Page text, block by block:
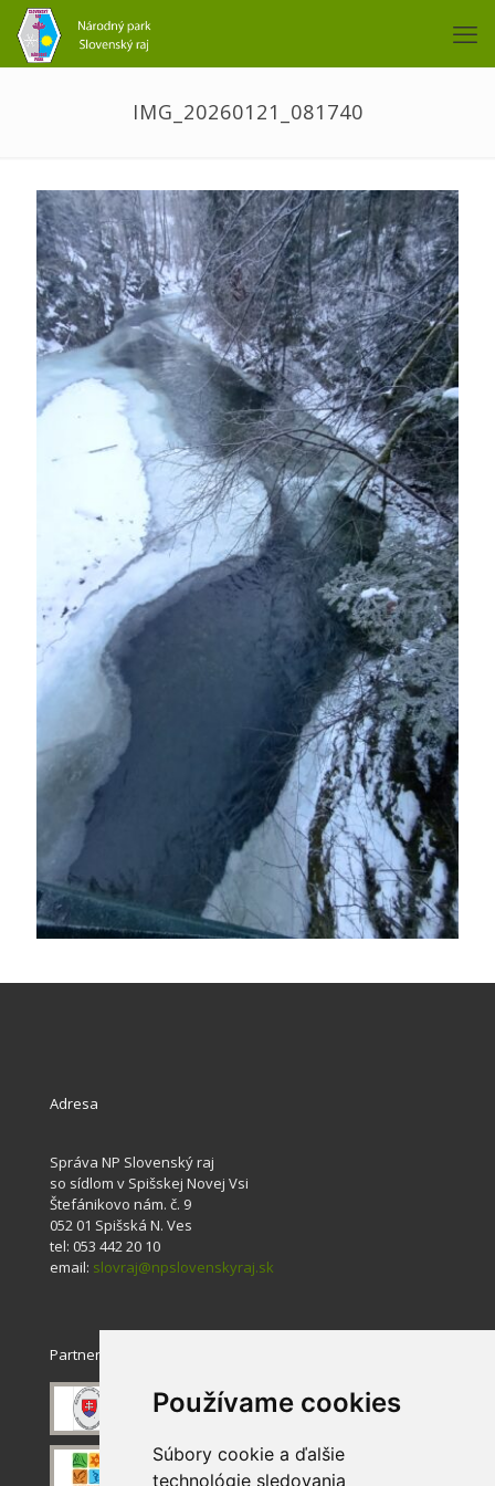
Používame cookies
Súbory cookie a ďalšie
technológie sledovania
IMG_20260121_081740
Adresa
Správa NP Slovenský raj
so sídlom v Spišskej Novej Vsi
Štefánikovo nám. č. 9
052 01 Spišská N. Ves
tel: 053 442 20 10
email: slovraj@npslovenskyraj.sk
Partneri